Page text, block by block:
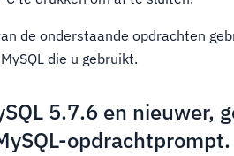
de onderstaande opdrachten
die u gebruikt.
5.7.6 en nieuwer,
opdrachtprompt.